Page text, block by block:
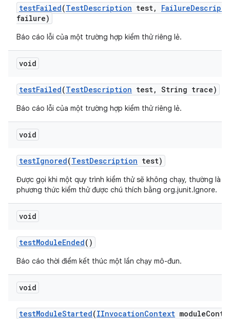
testFailed(TestDescription test, Failure
failure)
Báo cáo lỗi của một trường hợp kiểm thử riêng lẻ.
void
testFailed(TestDescription test, String trace)
Báo cáo lỗi của một trường hợp kiểm thử riêng lẻ.
void
testIgnored(TestDescription test)
Được gọi khi một quy trình kiểm thử sẽ không chạy, thường là
phương thức kiểm thử được chú thích bằng org.junit.Ignore.
void
testModuleEnded()
Báo cáo thời điểm kết thúc một lần chạy mô-đun.
void
testModuleStarted(IInvocationContext module